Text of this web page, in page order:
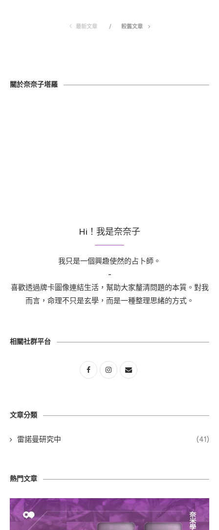
最新文章 較舊文章
關於奈奈子塔羅
Hi！我是奈奈子
我只是一個興趣使然的占卜師。
-
喜歡透過牌卡圖像連結生活，幫助大家釐清問題的本質。對我
而言，命理不只是玄學，而是一種整理思緒的方式。
相關社群平台
文章分類
雷諾曼研究中 (41)
熱門文章